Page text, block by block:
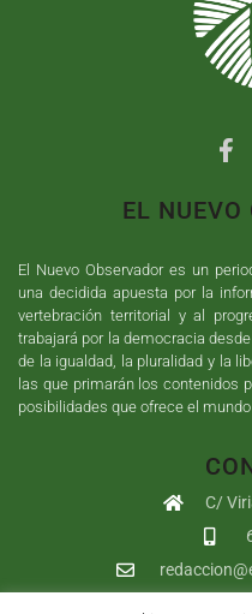
EL NUEVO
El Nuevo Observador es un
una decidida apuesta por la
vertebración territorial y al
trabajará por la democracia
de la igualdad, la pluralidad y la
las que primarán los contenidos
posibilidades que ofrece el
C/